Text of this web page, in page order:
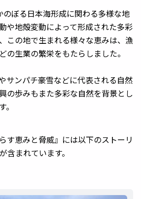
ぼる日本海形成に関わる多様な地
や地殻変動によって形成された多彩
この地で生まれる様々な恵みは、漁
の生業の繁栄をもたらしました。
サンパチ豪雪などに代表される自然
の歩みもまた多彩な自然を背景とし
す恵みと脅威』には以下のストーリ
含まれています。